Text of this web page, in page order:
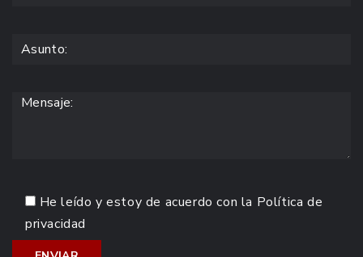
He leído y estoy de acuerdo con la Política de
privacidad